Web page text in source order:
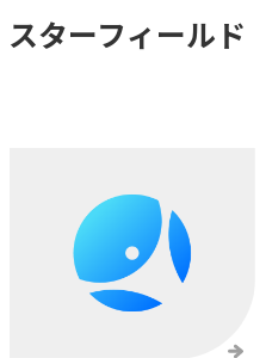
スターフィールド